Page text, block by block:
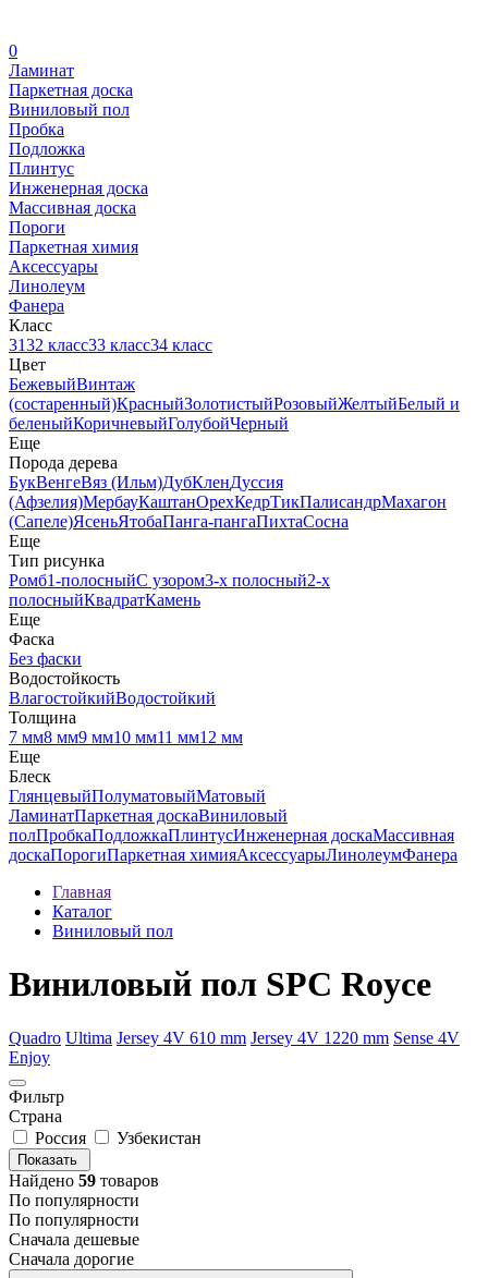
0
Ламинат
Паркетная доска
Виниловый пол
Пробка
Подложка
Плинтус
Инженерная доска
Массивная доска
Пороги
Паркетная химия
Аксессуары
Линолеум
Фанера
Класс
3132 класс33 класс34 класс
Цвет
БежевыйВинтаж
(состаренный)КрасныйЗолотистыйРозовыйЖелтыйБелый и
беленыйКоричневыйГолубойЧерный
Еще
Порода дерева
БукВенгеВяз (Ильм)ДубКленДуссия
(Афзелия)МербауКаштанОрехКедрТикПалисандрМахагон
(Сапеле)ЯсеньЯтобаПанга-пангаПихтаСосна
Еще
Тип рисунка
Ромб1-полосныйС узором3-х полосный2-х
полосныйКвадратКамень
Еще
Фаска
Без фаски
Водостойкость
ВлагостойкийВодостойкий
Толщина
7 мм8 мм9 мм10 мм11 мм12 мм
Еще
Блеск
ГлянцевыйПолуматовыйМатовый
ЛаминатПаркетная доскаВиниловый
полПробкаПодложкаПлинтусИнженерная доскаМассивная
доскаПорогиПаркетная химияАксессуарыЛинолеумФанера
Главная
Каталог
Виниловый пол
Виниловый пол SPC Royce
Quadro Ultima Jersey 4V 610 mm Jersey 4V 1220 mm Sense 4V
Enjoy
Фильтр
Страна
Россия
Узбекистан
Показать
Найдено 59 товаров
По популярности
По популярности
Сначала дешевые
Сначала дорогие